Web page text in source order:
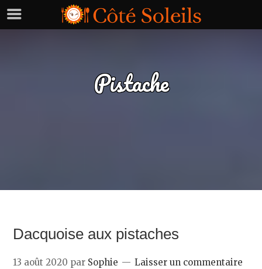
Pistache
Dacquoise aux pistaches
13 août 2020 par Sophie
Laisser un commentaire